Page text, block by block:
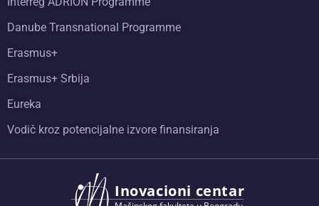
Danube Transnational Programme
Erasmus+
Erasmus+ Srbija
Eureka
Vodič kroz potencijalne izvore finansiranja